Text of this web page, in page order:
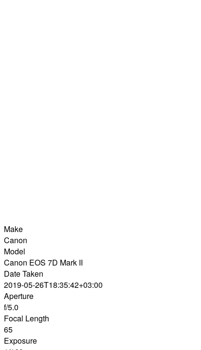
Make
Canon
Model
Canon EOS 7D Mark II
Date Taken
2019-05-26T18:35:42+03:00
Aperture
f/5.0
Focal Length
65
Exposure